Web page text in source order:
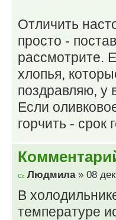
Отличить
просто -
рассмотрите.
хлопья,
поздравляю, у
Если
горчить - срок
Людмила» 08
В
температуре